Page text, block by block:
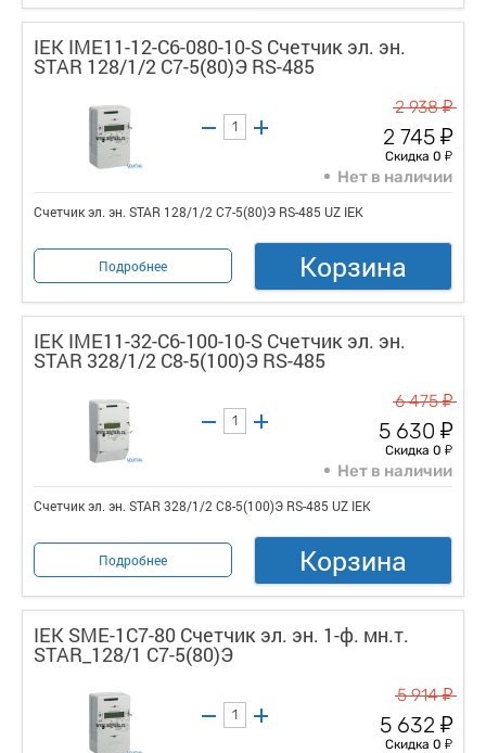
IEK IME11-12-C6-080-10-S Счетчик эл. эн.
STAR 128/1/2 С7-5(80)Э RS-485
2 938у
2 745 у
Скидка 0 у
Нет в наличии
Счетчик эл. эн. STAR 128/1/2 С7-5(80)Э RS-485 UZ IEK
Подробнее Корзина
IEK IME11-32-C6-100-10-S Счетчик эл. эн.
STAR 328/1/2 С8-5(100)Э RS-485
6 475у
5 630 у
Скидка 0 у
Нет в наличии
Счетчик эл. эн. STAR 328/1/2 С8-5(100)Э RS-485 UZ IEK
Подробнее Корзина
IEK SME-1C7-80 Счетчик эл. эн. 1-ф. мн.т.
STAR_128/1 С7-5(80)Э
5 914у
5 632 у
Скидка 0 у